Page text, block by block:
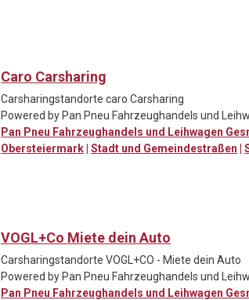
Caro Carsharing
Carsharingstandorte caro Carsharing
Powered by Pan Pneu Fahrzeughandels und
Pan Pneu Fahrzeughandels und Leihwagen
Obersteiermark| Stadt und Gemeindestraßen |
VOGL+Co Miete dein Auto
Carsharingstandorte VOGL+CO - Miete dein Auto
Powered by Pan Pneu Fahrzeughandels und
Pan Pneu Fahrzeughandels und Leihwagen